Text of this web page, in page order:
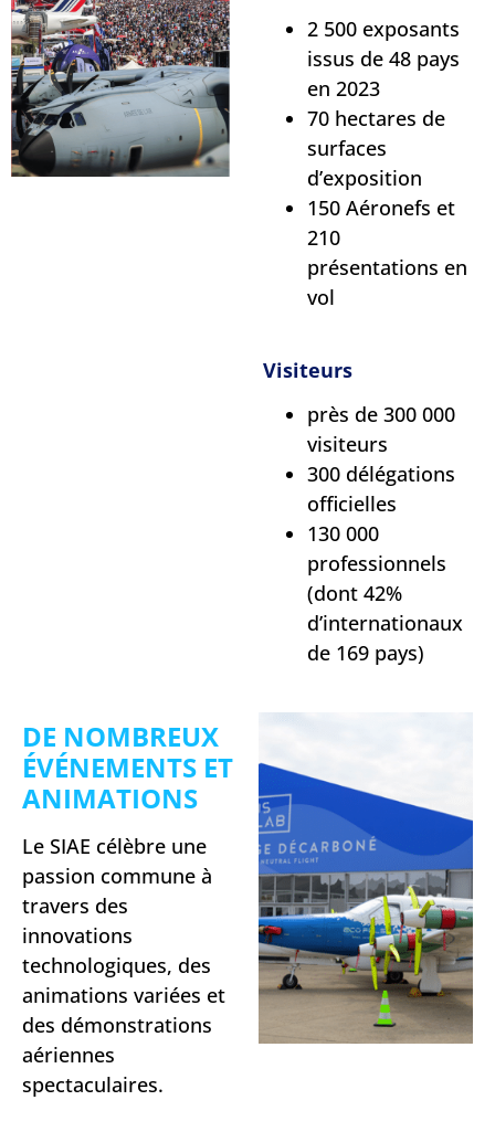
2 500 exposants
issus de 48 pays
en 2023
70 hectares de
surfaces
d’exposition
150 Aéronefs et
210
présentations en
vol
Visiteurs
près de 300 000
visiteurs
300 délégations
officielles
130 000
professionnels
(dont 42%
d’internationaux
de 169 pays)
DE NOMBREUX
ÉVÉNEMENTS ET
ANIMATIONS
Le SIAE célèbre une
passion commune à
travers des
innovations
technologiques, des
animations variées et
des démonstrations
aériennes
spectaculaires.